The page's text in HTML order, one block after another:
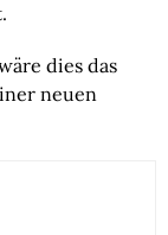
dies das
neuen